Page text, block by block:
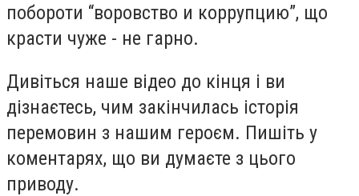
побороти “воровство и коррупцию”, що
красти чуже - не гарно.
Дивіться наше відео до кінця і ви
дізнаєтесь, чим закінчилась історія
перемовин з нашим героєм. Пишіть у
коментарях, що ви думаєте з цього
приводу.